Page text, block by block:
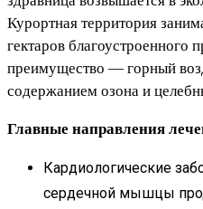
Курортная территория
гектаров благоустроенного
преимущество — горный
содержанием озона и
Главные направления
Кардиологические
сердечной мышцы